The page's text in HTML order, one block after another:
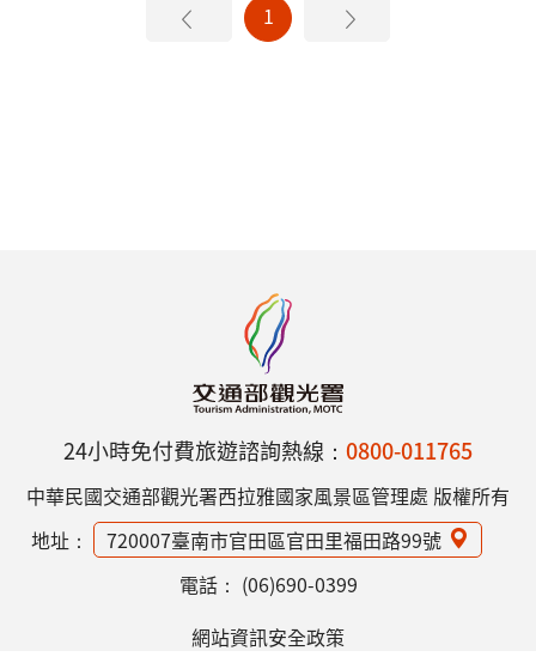
1
24小時免付費旅遊諮詢熱線： 0800-011765
中華民國交通部觀光署西拉雅國家風景區管理處 版權所有
地址：
720007臺南市官田區官田里福田路99號
電話： (06)690-0399
網站資訊安全政策